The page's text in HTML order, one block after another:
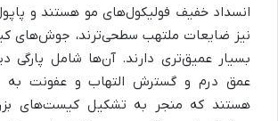
انسداد خفیف فولیکول‌های مو هستند و
نیز ضایعات ملتهب سطحی‌ترند، جوش‌های
بسیار عمیق‌تری دارند. آن‌ها شامل پارگی
عمق درم و گسترش التهاب و عفونت به
هستند که منجر به تشکیل کیست‌های